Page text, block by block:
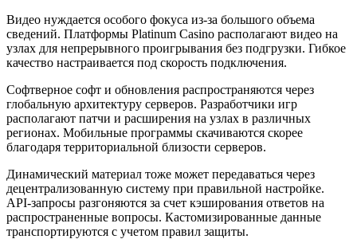
Видео нуждается особого фокуса из-за большого объема
сведений. Платформы Platinum Casino располагают видео на
узлах для непрерывного проигрывания без подгрузки. Гибкое
качество настраивается под скорость подключения.
Софтверное софт и обновления распространяются через
глобальную архитектуру серверов. Разработчики игр
располагают патчи и расширения на узлах в различных
регионах. Мобильные программы скачиваются скорее
благодаря территориальной близости серверов.
Динамический материал тоже может передаваться через
децентрализованную систему при правильной настройке.
API-запросы разгоняются за счет кэширования ответов на
распространенные вопросы. Кастомизированные данные
транспортируются с учетом правил защиты.